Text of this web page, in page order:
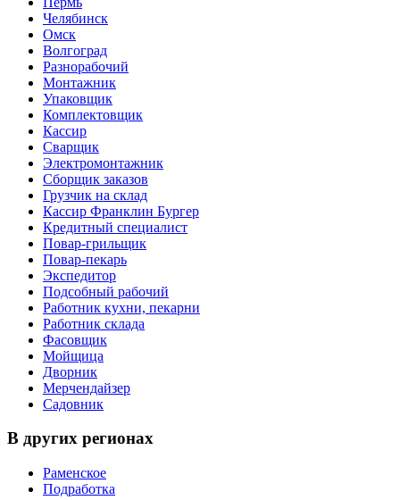
Челябинск
Омск
Волгоград
Разнорабочий
Монтажник
Упаковщик
Комплектовщик
Кассир
Сварщик
Электромонтажник
Сборщик заказов
Грузчик на склад
Кассир Франклин Бургер
Кредитный специалист
Повар-грильщик
Повар-пекарь
Экспедитор
Подсобный рабочий
Работник кухни, пекарни
Работник склада
Фасовщик
Мойщица
Дворник
Мерчендайзер
Садовник
В других регионах
Раменское
Подработка